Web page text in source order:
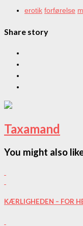
erotik forførelse
Share story
Taxamand
You might also
KÆRLIGHEDEN – FOR